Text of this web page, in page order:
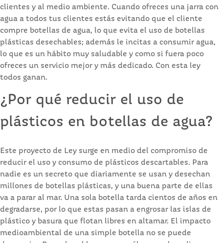
clientes y al medio ambiente. Cuando ofreces una jarra con
agua a todos tus clientes estás evitando que el cliente
compre botellas de agua, lo que evita el uso de botellas
plásticas desechables; además le incitas a consumir agua,
lo que es un hábito muy saludable y como si fuera poco
ofreces un servicio mejor y más dedicado. Con esta ley
todos ganan.
¿Por qué reducir el uso de
plásticos en botellas de agua?
Este proyecto de Ley surge en medio del compromiso de
reducir el uso y consumo de plásticos descartables. Para
nadie es un secreto que diariamente se usan y desechan
millones de botellas plásticas, y una buena parte de ellas
va a parar al mar. Una sola botella tarda cientos de años en
degradarse, por lo que estas pasan a engrosar las islas de
plástico y basura que flotan libres en altamar. El impacto
medioambiental de una simple botella no se puede